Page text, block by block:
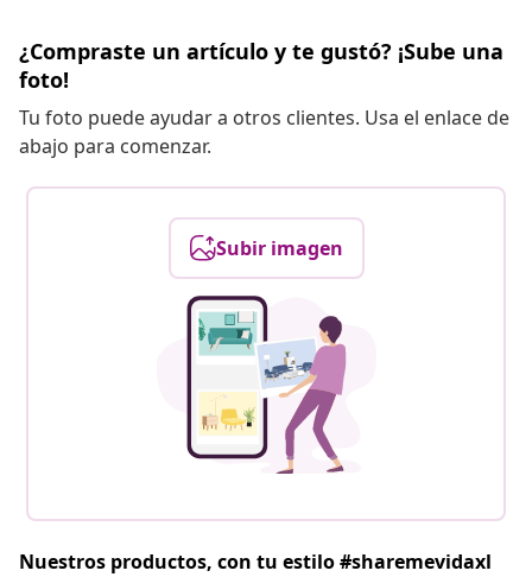
¿Compraste un artículo y te gustó? ¡Sube una
foto!
Tu foto puede ayudar a otros clientes. Usa el enlace de
abajo para comenzar.
Subir imagen
Nuestros productos, con tu estilo #sharemevidaxl